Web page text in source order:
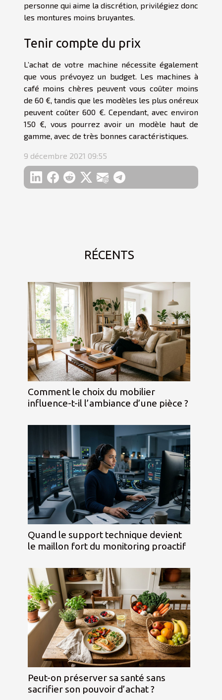
personne qui aime la discrétion, privilégiez donc
les montures moins bruyantes.
Tenir compte du prix
L’achat de votre machine nécessite également
que vous prévoyez un budget. Les machines à
café moins chères peuvent vous coûter moins
de 60 €, tandis que les modèles les plus onéreux
peuvent coûter 600 €. Cependant, avec environ
150 €, vous pourrez avoir un modèle haut de
gamme, avec de très bonnes caractéristiques.
9 décembre 2021 09:55
RÉCENTS
Comment le choix du mobilier
influence-t-il l’ambiance d’une pièce ?
Quand le support technique devient
le maillon fort du monitoring proactif
Peut-on préserver sa santé sans
sacrifier son pouvoir d’achat ?